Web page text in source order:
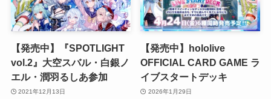
【発売中】『SPOTLIGHT
vol.2』大空スバル・白銀ノ
エル・潤羽るしあ参加
2021年12月13日
【発売中】hololive
OFFICIAL CARD GAME ラ
イブスタートデッキ
2026年1月29日